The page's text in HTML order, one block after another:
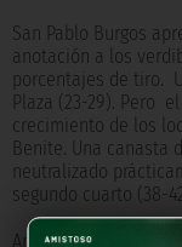
San Pablo Burgos
anotación a los
porcentajes de tiro.
Plaza (23-29). Pero
crecimiento de los
Benite. Una canasta
neutralizado
segundo cuarto (38-
Arrancó realmente